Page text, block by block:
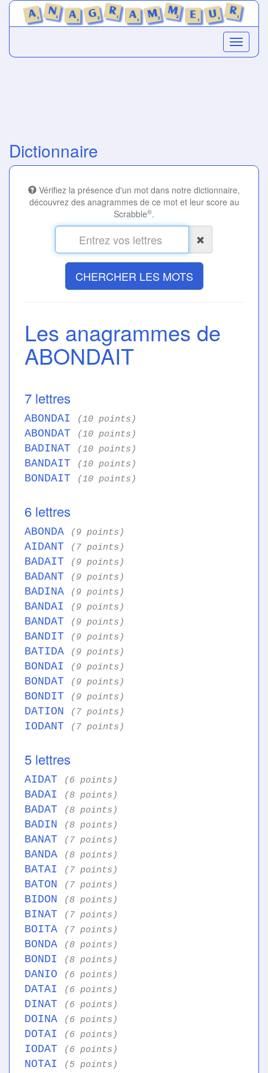
Dictionnaire
Vérifiez la présence d'un mot dans notre dictionnaire,
découvrez des anagrammes de ce mot et leur score au
Scrabble®.
CHERCHER LES MOTS
Les anagrammes de
ABONDAIT
7 lettres
ABONDAI (10 points)
ABONDAT (10 points)
BADINAT (10 points)
BANDAIT (10 points)
BONDAIT (10 points)
6 lettres
ABONDA (9 points)
AIDANT (7 points)
BADAIT (9 points)
BADANT (9 points)
BADINA (9 points)
BANDAI (9 points)
BANDAT (9 points)
BANDIT (9 points)
BATIDA (9 points)
BONDAI (9 points)
BONDAT (9 points)
BONDIT (9 points)
DATION (7 points)
IODANT (7 points)
5 lettres
AIDAT (6 points)
BADAI (8 points)
BADAT (8 points)
BADIN (8 points)
BANAT (7 points)
BANDA (8 points)
BATAI (7 points)
BATON (7 points)
BIDON (8 points)
BINAT (7 points)
BOITA (7 points)
BONDA (8 points)
BONDI (8 points)
DANIO (6 points)
DATAI (6 points)
DINAT (6 points)
DOINA (6 points)
DOTAI (6 points)
IODAT (6 points)
NOTAI (5 points)